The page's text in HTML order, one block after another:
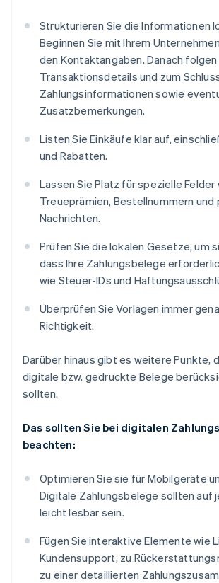
Strukturieren Sie die Informationen
Beginnen Sie mit Ihrem
den Kontaktangaben. Danach folgen
Transaktionsdetails und zum
Zahlungsinformationen sowie
Zusatzbemerkungen.
Listen Sie Einkäufe klar auf,
und Rabatten.
Lassen Sie Platz für spezielle Felder
Treueprämien, Bestellnummern
Nachrichten.
Prüfen Sie die lokalen Gesetze, um
dass Ihre Zahlungsbelege
wie Steuer-IDs und
Überprüfen Sie Vorlagen immer
Richtigkeit.
Darüber hinaus gibt es weitere Punkte,
digitale bzw. gedruckte Belege
sollten.
Das sollten Sie bei digitalen
beachten:
Optimieren Sie sie für Mobilgeräte
Digitale Zahlungsbelege sollten auf
leicht lesbar sein.
Fügen Sie interaktive Elemente wie
Kundensupport, zu
zu einer detaillierten